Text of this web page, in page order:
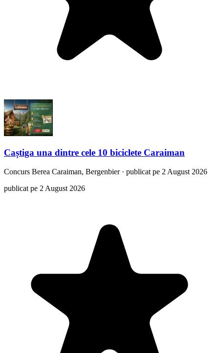
Caștiga una dintre cele 10 biciclete Caraiman
Concurs Berea Caraiman, Bergenbier· publicat pe 2 August 2026
publicat pe 2 August 2026